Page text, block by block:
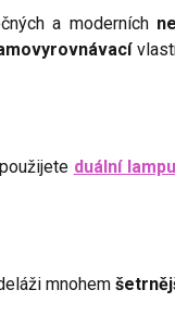
a moderních
duální lampu
mnohem